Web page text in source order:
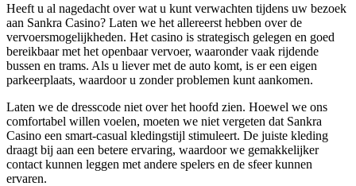
Heeft u al nagedacht over wat u kunt verwachten tijdens uw bezoek
aan Sankra Casino? Laten we het allereerst hebben over de
vervoersmogelijkheden. Het casino is strategisch gelegen en goed
bereikbaar met het openbaar vervoer, waaronder vaak rijdende
bussen en trams. Als u liever met de auto komt, is er een eigen
parkeerplaats, waardoor u zonder problemen kunt aankomen.
Laten we de dresscode niet over het hoofd zien. Hoewel we ons
comfortabel willen voelen, moeten we niet vergeten dat Sankra
Casino een smart-casual kledingstijl stimuleert. De juiste kleding
draagt bij aan een betere ervaring, waardoor we gemakkelijker
contact kunnen leggen met andere spelers en de sfeer kunnen
ervaren.